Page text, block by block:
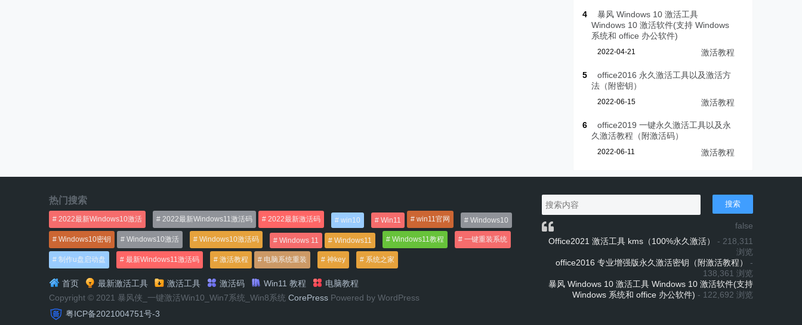
4
暴风 Windows 10 激活工具
Windows 10 激活软件(支持 Windows
系统和 office 办公软件)
2022-04-21 激活教程
5
office2016 永久激活工具以及激活方
法（附密钥）
2022-06-15 激活教程
6
office2019 一键永久激活工具以及永
久激活教程（附激活码）
2022-06-11 激活教程
热门搜索
2022最新Windows10激活 2022最新Windows11激活码 2022最新激活码 win10 Win11 win11官网 Windows10
Windows10密钥 Windows10激活 Windows10激活码 Windows 11 Windows11 Windows11教程 一键重装系统
制作u盘启动盘 最新Windows11激活码 激活教程 电脑系统重装 神key 系统之家
首页 最新激活工具 激活工具 激活码 Win11 教程
电脑教程
Copyright © 2021 暴风侠_一键激活Win10_Win7系统_Win8系统 CorePress Powered by WordPress
粤ICP备2021004751号-3
搜索
false
Office2021 激活工具 kms（100%永久激活）
- 218,311
浏览
office2016 专业增强版永久激活密钥（附激活教程）
-
138,361 浏览
暴风 Windows 10 激活工具 Windows 10 激活软件(支持
Windows 系统和 office 办公软件) - 122,692 浏览